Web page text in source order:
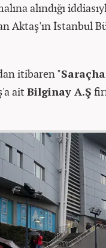
alındığı
Aktaş'ın İstanbul
itibaren "
ait Bilginay A.Ş